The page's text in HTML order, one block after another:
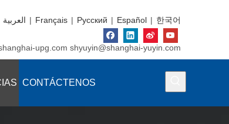
العربية | Français | Pусский | Español | 한국어
upg.com shyuyin@shanghai-yuyin.com
CONTÁCTENOS